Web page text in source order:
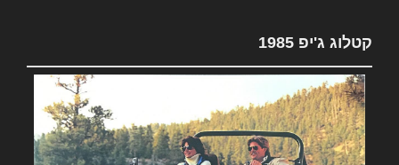
קטלוג ג'יפ 1985